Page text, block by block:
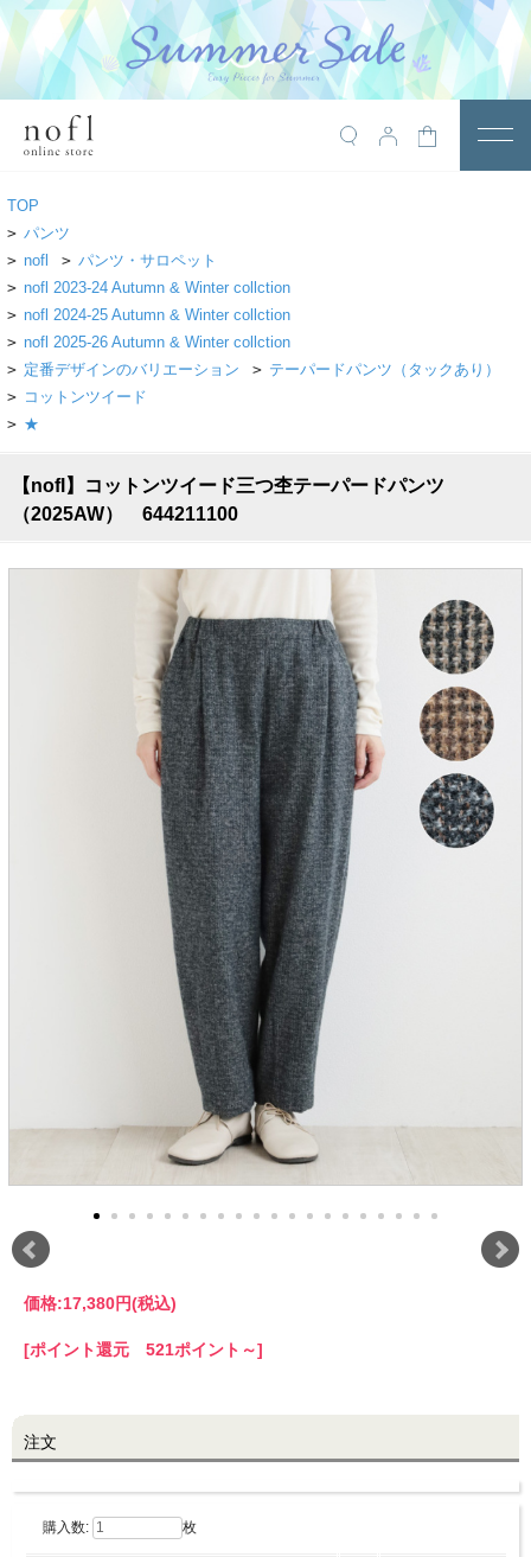
￥10,800税込以上で送料無料
アウター
ワンピース
サロペット
レギンス・インナー
全てのアイテム
SALE ITEM
福袋
ブランド
マイページ
お買い物カゴ
配送遅延情報
ご利用について
実店舗のご案内
FOLLOW US ON
LINE@お友だち登録で
10%OFFクーポンプレゼント中!
TOP
> パンツ
> nofl > パンツ・サロペット
> nofl 2023-24 Autumn & Winter collction
> nofl 2024-25 Autumn & Winter collction
> nofl 2025-26 Autumn & Winter collction
> 定番デザインのバリエーション > テーパードパンツ（タックあり）
> コットンツイード
> ★
【nofl】コットンツイード三つ杢テーパードパンツ
（2025AW） 644211100
価格:17,380円(税込)
[ポイント還元 521ポイント～]
注文
購入数: 枚